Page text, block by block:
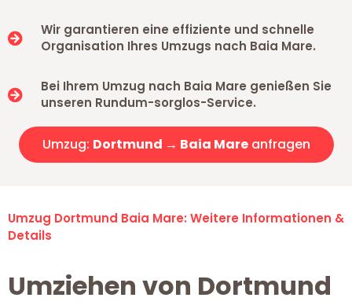
Wir garantieren eine effiziente und schnelle
Organisation Ihres Umzugs nach Baia Mare.
Bei Ihrem Umzug nach Baia Mare genießen Sie
unseren Rundum-sorglos-Service.
Umzug: Dortmund → Baia Mareanfragen
Umzug Dortmund Baia Mare: Weitere Informationen &
Details
Umziehen von Dortmund